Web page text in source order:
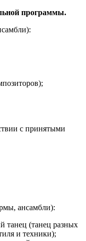
программы.
с принятыми
ансамбли):
танец (танец разных
и техники);